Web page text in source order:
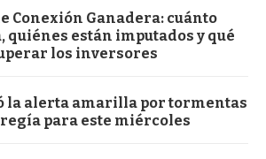
Conexión Ganadera: cuánto
quiénes están imputados y qué
los inversores
la alerta amarilla por tormentas
para este miércoles